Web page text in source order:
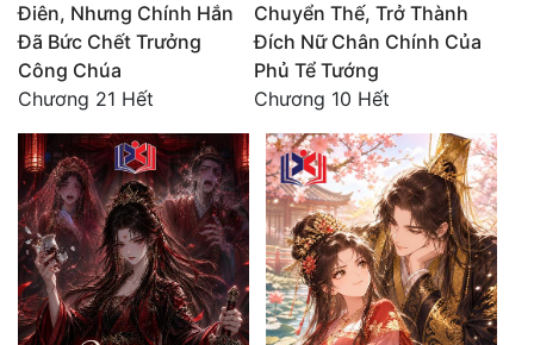
Vô Địch Lưu
Xây Dựng Thế Lực
Đẹp
Đẹp Hiệp
Tính Cách Nhân Vật :
Cơ Trí
Điên, Nhưng Chính Hắn
Đã Bức Chết Trưởng
Công Chúa
Chương 21 Hết
Chuyển Thế, Trở Thành
Đích Nữ Chân Chính Của
Phủ Tể Tướng
Chương 10 Hết